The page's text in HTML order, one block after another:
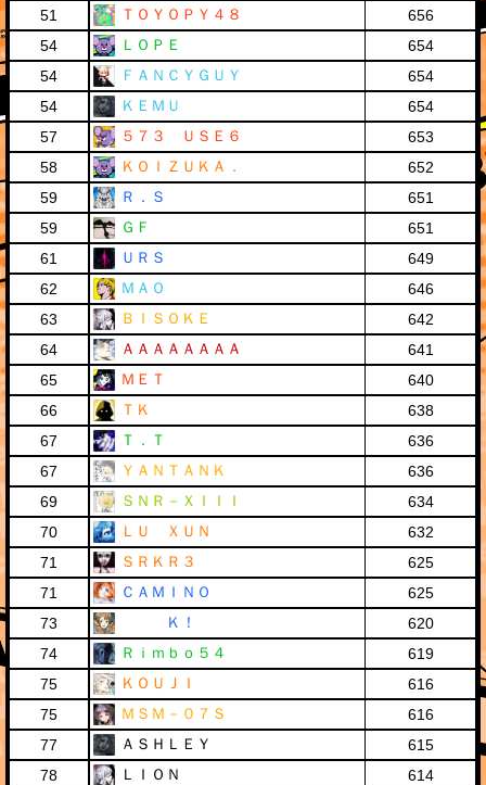
51
ＴＯＹＯＰＹ４８
656
54
ＬＯＰＥ
654
54
ＦＡＮＣＹＧＵＹ
654
54
ＫＥＭＵ
654
57
５７３ ＵＳＥ６
653
58
ＫＯＩＺＵＫＡ．
652
59
Ｒ．Ｓ
651
59
ＧＦ
651
61
ＵＲＳ
649
62
ＭＡＯ
646
63
ＢＩＳＯＫＥ
642
64
ＡＡＡＡＡＡＡＡ
641
65
ＭＥＴ
640
66
ＴＫ
638
67
Ｔ．Ｔ
636
67
ＹＡＮＴＡＮＫ
636
69
ＳＮＲ－ＸＩＩＩ
634
70
ＬＵ ＸＵＮ
632
71
ＳＲＫＲ３
625
71
ＣＡＭＩＮＯ
625
73
Ｋ！
620
74
Ｒｉｍｂｏ５４
619
75
ＫＯＵＪＩ
616
75
ＭＳＭ－０７Ｓ
616
77
ＡＳＨＬＥＹ
615
78
ＬＩＯＮ
614